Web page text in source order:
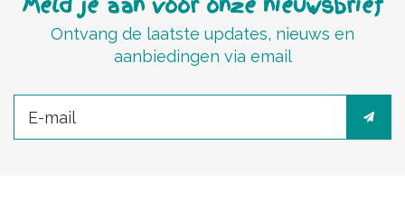
Ontvang de laatste updates, nieuws en
aanbiedingen via email